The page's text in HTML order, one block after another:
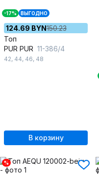
-17% ВЫГОДНО
124.69 BYN150.23
Топ
PUR PUR 11-386/4
42, 44, 46, 48
В корзину
%